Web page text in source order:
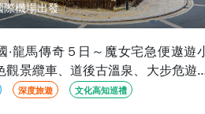
際機場出發
‧龍馬傳奇５日～魔女宅急便遨遊
觀景纜車、道後古溫泉、大步危遊
深度旅遊 文化高知巡禮